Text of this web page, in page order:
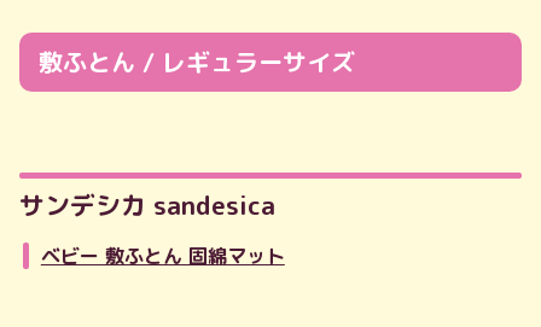
敷ふとん / レギュラーサイズ
サンデシカ sandesica
ベビー 敷ふとん 固綿マット